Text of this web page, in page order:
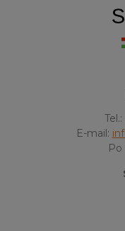
Tel.:
E-mail:
Po